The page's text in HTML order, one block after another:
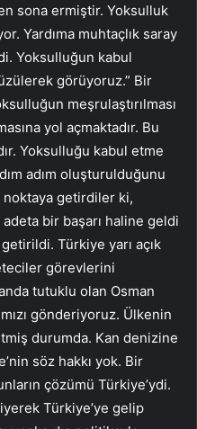
sona ermiştir. Yoksulluk
Yardıma muhtaçlık saray
Yoksulluğun kabul
görüyoruz.” Bir
meşrulaştırılması
yol açmaktadır. Bu
Yoksulluğu kabul etme
adım oluşturulduğunu
getirdiler ki,
bir başarı haline geldi
Türkiye yarı açık
görevlerini
tutuklu olan Osman
gönderiyoruz. Ülkenin
durumda. Kan denizine
söz hakkı yok. Bir
çözümü Türkiye’ydi.
Türkiye’ye gelip